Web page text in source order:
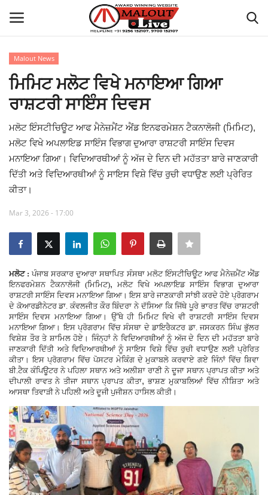
Home
About Us
How to Reach Malout
Privacy Policy
History of Malout
Giddarbaha
Railway Time Table
Lambi
Sri Muktsar Sahib News
Punjab
Life & Style
Important
Malout News
ਮਿਮਿਟ ਮਲੋਟ ਵਿਖੇ ਮਨਾਇਆ ਗਿਆ
ਰਾਸ਼ਟਰੀ ਸਾਇੰਸ ਦਿਵਸ
ਮਲੋਟ ਇੰਸਟੀਚਿਊਟ ਆਫ ਮੈਨੇਜ਼ਮੈਂਟ ਐਂਡ ਇਨਫਰਮੇਸ਼ਨ ਟੈਕਨਾਲੋਜੀ (ਮਿਮਿਟ),
ਮਲੋਟ ਵਿਖੇ ਅਪਲਾਇਡ ਸਾਇੰਸ ਵਿਭਾਗ ਦੁਆਰਾ ਰਾਸ਼ਟਰੀ ਸਾਇੰਸ ਦਿਵਸ
ਮਨਾਇਆ ਗਿਆ। ਵਿਦਿਆਰਥੀਆਂ ਨੂੰ ਅੱਜ ਦੇ ਦਿਨ ਦੀ ਮਹੱਤਤਾ ਬਾਰੇ ਜਾਣਕਾਰੀ
ਦਿੱਤੀ ਅਤੇ ਵਿਦਿਆਰਥੀਆਂ ਨੂੰ ਸਾਇਸ ਵਿਸ਼ੇ ਵਿੱਚ ਰੁਚੀ ਵਧਾਉਣ ਲਈ ਪ੍ਰੇਰਿਤ
ਕੀਤਾ।
Mar 3, 2026 - 17:00
ਮਲੋਟ : ਪੰਜਾਬ ਸਰਕਾਰ ਦੁਆਰਾ ਸਥਾਪਿਤ ਸੰਸਥਾ ਮਲੋਟ ਇੰਸਟੀਚਿਊਟ ਆਫ ਮੈਨੇਜ਼ਮੈਂਟ ਐਂਡ
ਇਨਫਰਮੇਸ਼ਨ ਟੈਕਨਾਲੋਜੀ (ਮਿਮਿਟ),ਮਲੋਟ ਵਿਖੇ ਅਪਲਾਇਡ ਸਾਇੰਸ ਵਿਭਾਗ ਦੁਆਰਾ
ਰਾਸ਼ਟਰੀ ਸਾਇੰਸ ਦਿਵਸ ਮਨਾਇਆ ਗਿਆ। ਇਸ ਬਾਰੇ ਜਾਣਕਾਰੀ ਸਾਂਝੀ ਕਰਦੇ ਹੋਏ ਪ੍ਰੋਗਰਾਮ
ਦੇ ਕੋਆਰਡੀਨੇਟਰ ਡਾ. ਕੰਵਲਜੀਤ ਕੌਰ ਬਿੰਦਰਾ ਨੇ ਦੱਸਿਆ ਕਿ ਜਿੱਥੇ ਪੂਰੇ ਭਾਰਤ ਵਿੱਚ ਰਾਸ਼ਟਰੀ
ਸਾਇੰਸ ਦਿਵਸ ਮਨਾਇਆ ਗਿਆ। ਉੱਥੇ ਹੀ ਮਿਮਿਟ ਵਿਖੇ ਵੀ ਰਾਸ਼ਟਰੀ ਸਾਇੰਸ ਦਿਵਸ
ਮਨਾਇਆ ਗਿਆ। ਇਸ ਪ੍ਰੋਗਰਾਮ ਵਿੱਚ ਸੰਸਥਾ ਦੇ ਡਾਇਰੈਕਟਰ ਡਾ. ਜਸਕਰਨ ਸਿੰਘ ਭੁੱਲਰ
ਵਿਸ਼ੇਸ਼ ਤੌਰ ਤੇ ਸ਼ਾਮਿਲ ਹੋਏ। ਜਿੰਨ੍ਹਾਂ ਨੇ ਵਿਦਿਆਰਥੀਆਂ ਨੂੰ ਅੱਜ ਦੇ ਦਿਨ ਦੀ ਮਹੱਤਤਾ ਬਾਰੇ
ਜਾਣਕਾਰੀ ਦਿੱਤੀ ਅਤੇ ਵਿਦਿਆਰਥੀਆਂ ਨੂੰ ਸਾਇਸ ਵਿਸ਼ੇ ਵਿੱਚ ਰੁਚੀ ਵਧਾਉਣ ਲਈ ਪ੍ਰੇਰਿਤ
ਕੀਤਾ। ਇਸ ਪ੍ਰੋਗਰਾਮ ਵਿੱਚ ਪੋਸਟਰ ਮੇਕਿੰਗ ਦੇ ਮੁਕਾਬਲੇ ਕਰਵਾਏ ਗਏ ਜਿੰਨਾਂ ਵਿੱਚ ਸ਼ਿਵਾ
ਬੀ.ਟੈਕ ਕੰਪਿਊਟਰ ਨੇ ਪਹਿਲਾ ਸਥਾਨ ਅਤੇ ਅਲੀਸ਼ਾ ਰਾਣੀ ਨੇ ਦੂਜਾ ਸਥਾਨ ਪ੍ਰਾਪਤ ਕੀਤਾ ਅਤੇ
ਦੀਪਾਲੀ ਰਾਵਤ ਨੇ ਤੀਜਾ ਸਥਾਨ ਪ੍ਰਾਪਤ ਕੀਤਾ,ਭਾਸ਼ਣ ਮੁਕਾਬਲਿਆਂ ਵਿੱਚ ਨੀਸ਼ਿਤਾ ਅਤੇ
ਆਸਥਾ ਤਿਵਾੜੀ ਨੇ ਪਹਿਲੀ ਅਤੇ ਦੂਜੀ ਪੁਜੀਸ਼ਨ ਹਾਸਿਲ ਕੀਤੀ।